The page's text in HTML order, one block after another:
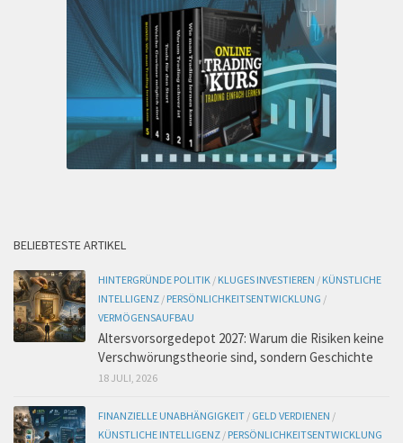
BELIEBTESTE ARTIKEL
HINTERGRÜNDE POLITIK / KLUGES INVESTIEREN / KÜNSTLICHE
INTELLIGENZ / PERSÖNLICHKEITSENTWICKLUNG /
VERMÖGENSAUFBAU
Altersvorsorgedepot 2027: Warum die Risiken keine
Verschwörungstheorie sind, sondern Geschichte
18 JULI, 2026
FINANZIELLE UNABHÄNGIGKEIT / GELD VERDIENEN /
KÜNSTLICHE INTELLIGENZ / PERSÖNLICHKEITSENTWICKLUNG